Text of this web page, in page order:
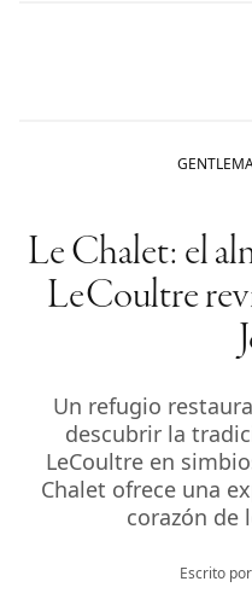
Le Chalet: el
LeCoultre
Un refugio
descubrir la
LeCoultre en
Chalet ofrece una
corazón de
Escrito por